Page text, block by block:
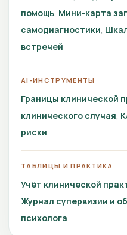
помощь Мини-карта
самодиагностики
встречей
AI-ИНСТРУМЕНТЫ
Границы клинической
клинического случая
риски
ТАБЛИЦЫ И ПРАКТИКА
Учёт клинической
Журнал супервизии и
психолога